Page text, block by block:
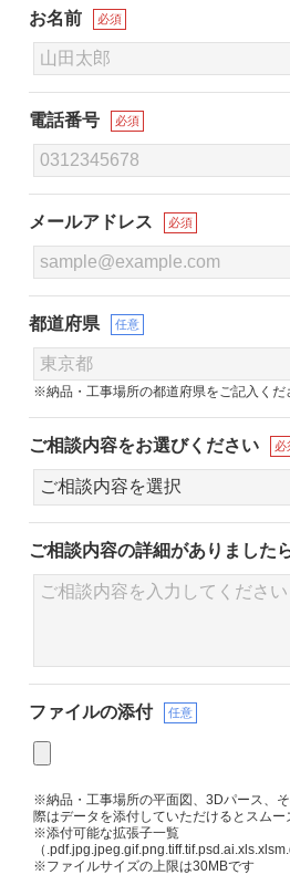
お名前 必須
電話番号 必須
メールアドレス 必須
都道府県 任意
※納品・工事場所の都道府県をご記入くだ
ご相談内容をお選びください 必
ご相談内容の詳細がありました
ファイルの添付 任意
※納品・工事場所の平面図、3Dパース、
際はデータを添付していただけるとスム
※添付可能な拡張子一覧
（
※ファイルサイズの上限は30MBです